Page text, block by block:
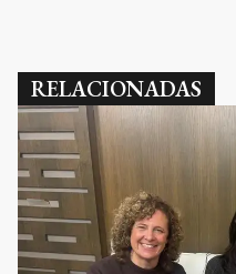
RELACIONADAS